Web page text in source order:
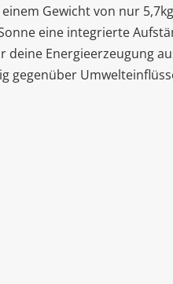
Gewicht von nur
eine integrierte
Energieerzeugung
gegenüber